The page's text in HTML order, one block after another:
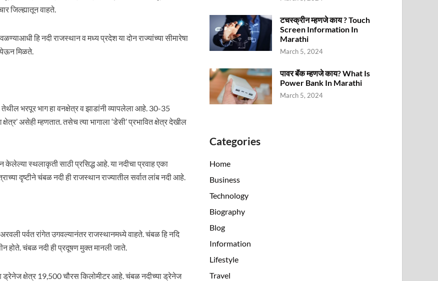
जिल्ह्यातून वाहते.
हि नदी राजस्थान व मध्य प्रदेश या दोन राज्यांच्या सीमारेषा
येऊन मिळते.
भरपूर भाग हा वनक्षेत्र व झाडांनी व्यापलेला आहे. 30-35
असेही म्हणतात. तसेच त्या भागाला ‘डेसी’ प्रभावित क्षेत्र देखील
स्थलाकृती साठी प्रसिद्ध आहे. या नदीचा प्रवाह एका
दृष्टीने चंबळ नदी ही राजस्थान राज्यातील सर्वात लांब नदी आहे.
पर्वत रांगेत उगवल्यानंतर राजस्थानमध्ये वाहते. चंबळ हि नदि
होते. चंबळ नदी ही प्रदूषण मुक्त मानली जाते.
क्षेत्र 19,500 चौरस किलोमीटर आहे. चंबळ नदीच्या ड्रेनेज
टचस्क्रीन म्हणजे काय ? Touch
Screen Information In
Marathi
March 5, 2024
पावर बॅंक म्हणजे काय? What Is
Power Bank In Marathi
March 5, 2024
Categories
Home
Business
Technology
Biography
Blog
Information
Lifestyle
Travel